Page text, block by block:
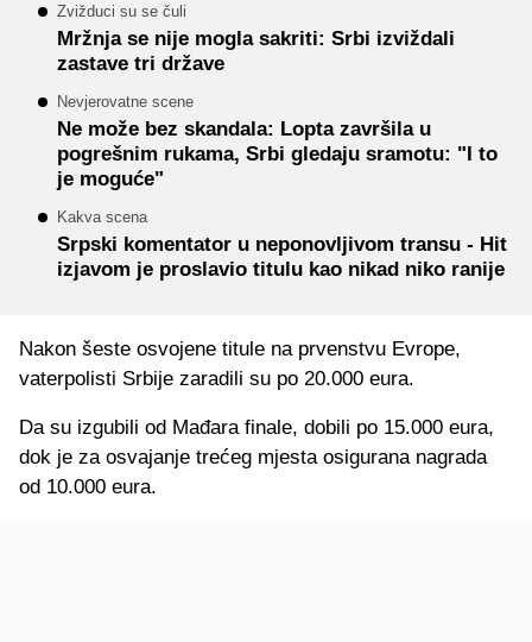
Zvižduci su se čuli
Mržnja se nije mogla sakriti: Srbi izviždali
zastave tri države
Nevjerovatne scene
Ne može bez skandala: Lopta završila u
pogrešnim rukama, Srbi gledaju sramotu: "I to
je moguće"
Kakva scena
Srpski komentator u neponovljivom transu - Hit
izjavom je proslavio titulu kao nikad niko ranije
Nakon šeste osvojene titule na prvenstvu Evrope,
vaterpolisti Srbije zaradili su po 20.000 eura.
Da su izgubili od Mađara finale, dobili po 15.000 eura,
dok je za osvajanje trećeg mjesta osigurana nagrada
od 10.000 eura.